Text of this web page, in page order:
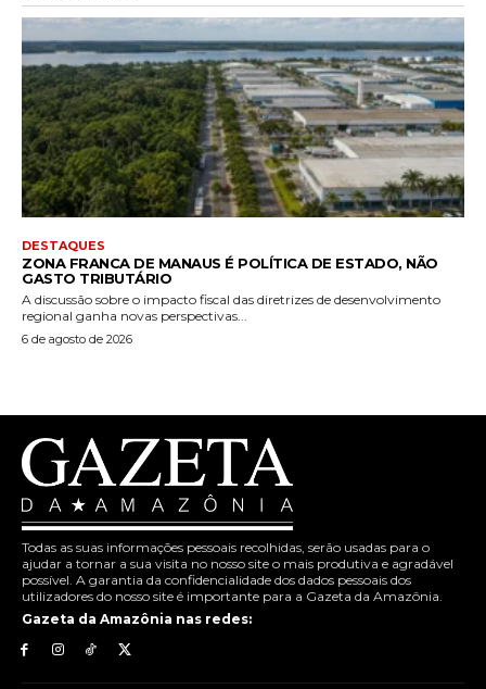
DESTAQUES
ZONA FRANCA DE MANAUS É POLÍTICA DE ESTADO, NÃO
GASTO TRIBUTÁRIO
A discussão sobre o impacto fiscal das diretrizes de desenvolvimento
regional ganha novas perspectivas...
6 de agosto de 2026
Todas as suas informações pessoais recolhidas, serão usadas para o
ajudar a tornar a sua visita no nosso site o mais produtiva e agradável
possível. A garantia da confidencialidade dos dados pessoais dos
utilizadores do nosso site é importante para a Gazeta da Amazônia.
Gazeta da Amazônia nas redes: